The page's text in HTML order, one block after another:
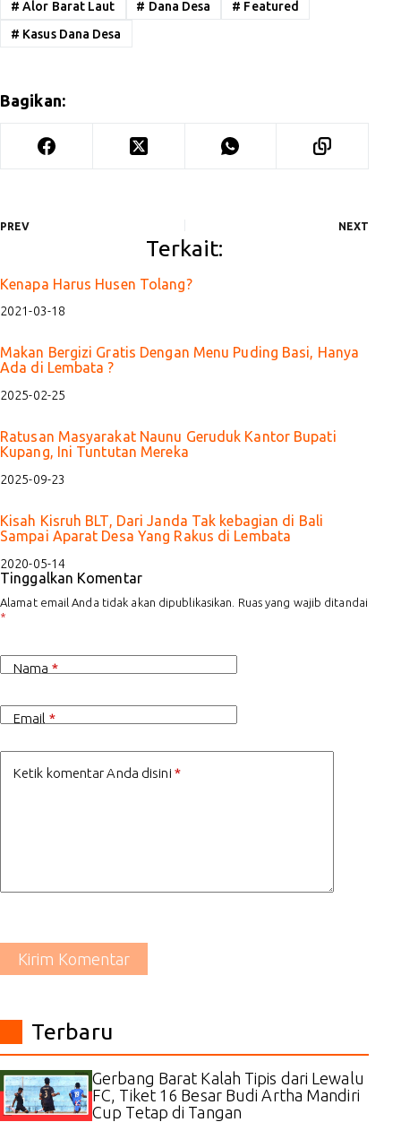
# Alor Barat Laut # Dana Desa # Featured
# Kasus Dana Desa
Bagikan:
PREV NEXT
Terkait:
Kenapa Harus Husen Tolang?
2021-03-18
Makan Bergizi Gratis Dengan Menu Puding Basi, Hanya
Ada di Lembata ?
2025-02-25
Ratusan Masyarakat Naunu Geruduk Kantor Bupati
Kupang, Ini Tuntutan Mereka
2025-09-23
Kisah Kisruh BLT, Dari Janda Tak kebagian di Bali
Sampai Aparat Desa Yang Rakus di Lembata
2020-05-14
Tinggalkan Komentar
Alamat email Anda tidak akan dipublikasikan.
Ruas yang wajib ditandai
*
Nama *
Email *
Ketik komentar Anda disini *
Kirim Komentar
Terbaru
Gerbang Barat Kalah Tipis dari Lewalu
FC, Tiket 16 Besar Budi Artha Mandiri
Cup Tetap di Tangan